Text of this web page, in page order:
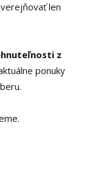
len
z
ponuky